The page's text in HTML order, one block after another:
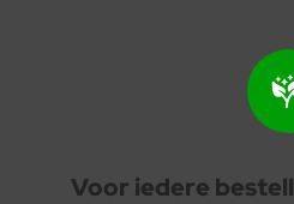
Voor iedere